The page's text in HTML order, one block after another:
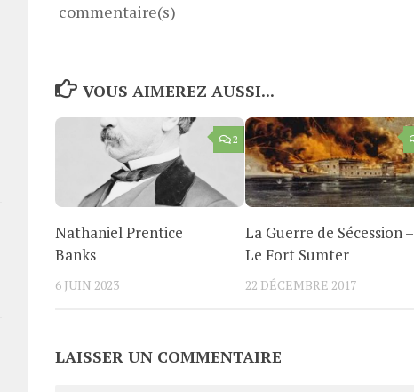
commentaire(s)
VOUS AIMEREZ AUSSI...
2
Nathaniel Prentice
Banks
6 JUIN 2023
La Guerre de Sécession –
Le Fort Sumter
22 DÉCEMBRE 2017
LAISSER UN COMMENTAIRE